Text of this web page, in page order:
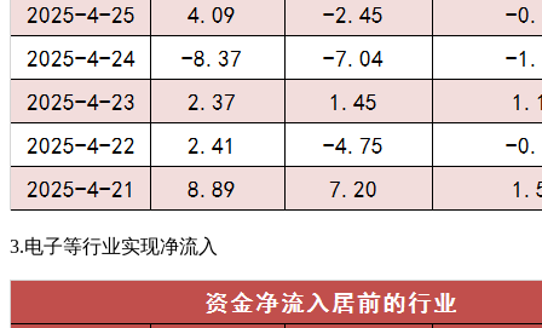
3.电子等行业实现净流入